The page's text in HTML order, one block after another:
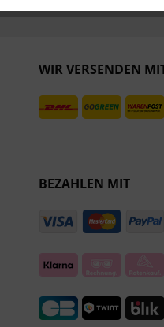
WIR VERSENDEN
BEZAHLEN MIT